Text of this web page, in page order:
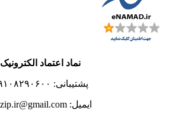
نماد اعتماد الکترونیک
پشتیبانی: ۰۹۱۰۸۲۹۰۶۰۰
ایمیل: petzip.ir@gmail.com